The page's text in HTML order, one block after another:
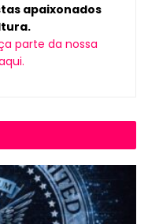
apaixonados
parte da nossa